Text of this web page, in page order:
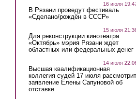
16 июля
В Рязани проведут фестиваль
«Сделано/рождён в СССР»
15 июля
Для реконструкции кинотеатра
«Октябрь» мэрия Рязани ждет
областных или федеральных денег
14 июля
Высшая квалификационная
коллегия судей 17 июля рассмотрит
заявление Елены Сапуновой об
отставке